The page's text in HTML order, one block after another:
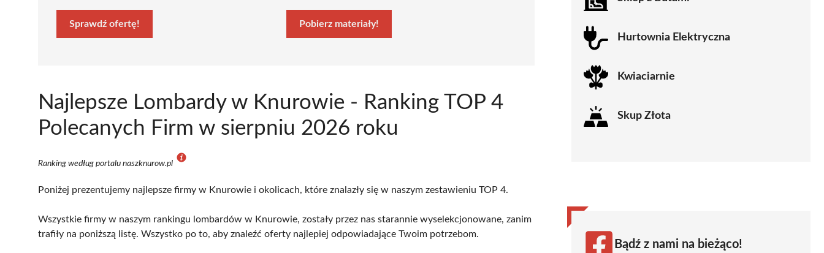
Sprawdź ofertę! Pobierz materiały!
Najlepsze Lombardy w Knurowie - Ranking TOP 4
Polecanych Firm w sierpniu 2026 roku
Ranking według portalu naszknurow.pl
Poniżej prezentujemy najlepsze firmy w Knurowie i okolicach, które znalazły się w naszym zestawieniu TOP 4.
Wszystkie firmy w naszym rankingu lombardów w Knurowie, zostały przez nas starannie wyselekcjonowane, zanim
trafiły na poniższą listę. Wszystko po to, aby znaleźć oferty najlepiej odpowiadające Twoim potrzebom.
Hurtownia Elektryczna
Kwiaciarnie
Skup Złota
Bądź z nami na bieżąco!